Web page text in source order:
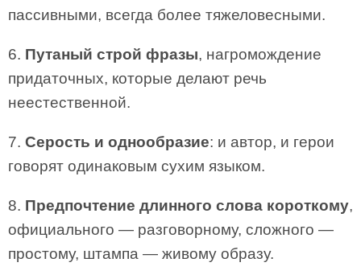
пассивными, всегда более тяжеловесными.
6. Путаный строй фразы, нагромождение
придаточных, которые делают речь
неестественной.
7. Серость и однообразие: и автор, и герои
говорят одинаковым сухим языком.
8. Предпочтение длинного слова короткому,
официального — разговорному, сложного —
простому, штампа — живому образу.